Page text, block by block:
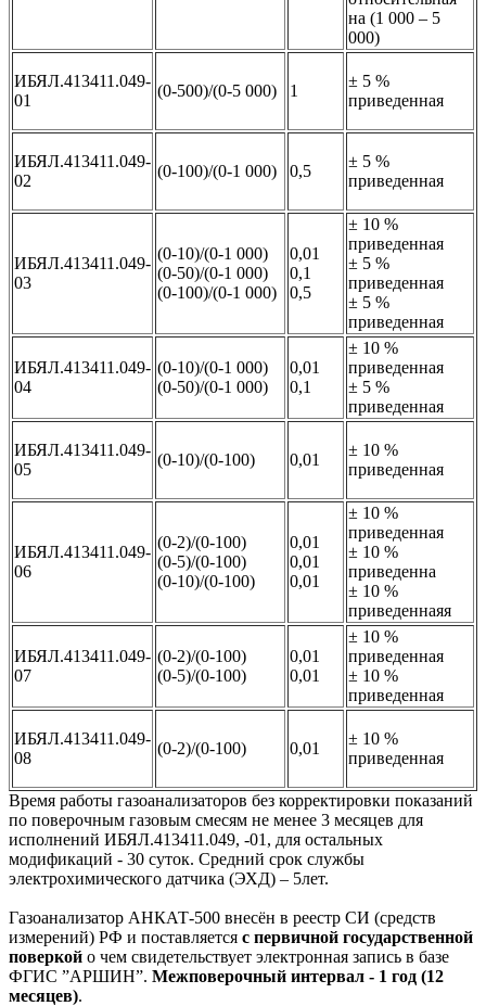
на (1 000 – 5
000)
ИБЯЛ.413411.049-
01
(0-500)/(0-5 000) 1
± 5 %
приведенная
ИБЯЛ.413411.049-
02
(0-100)/(0-1 000) 0,5
± 5 %
приведенная
ИБЯЛ.413411.049-
03
(0-10)/(0-1 000)
(0-50)/(0-1 000)
(0-100)/(0-1 000)
0,01
0,1
0,5
± 10 %
приведенная
± 5 %
приведенная
± 5 %
приведенная
ИБЯЛ.413411.049-
04
(0-10)/(0-1 000)
(0-50)/(0-1 000)
0,01
0,1
± 10 %
приведенная
± 5 %
приведенная
ИБЯЛ.413411.049-
05
(0-10)/(0-100) 0,01
± 10 %
приведенная
ИБЯЛ.413411.049-
06
(0-2)/(0-100)
(0-5)/(0-100)
(0-10)/(0-100)
0,01
0,01
0,01
± 10 %
приведенная
± 10 %
приведенна
± 10 %
приведеннаяя
ИБЯЛ.413411.049-
07
(0-2)/(0-100)
(0-5)/(0-100)
0,01
0,01
± 10 %
приведенная
± 10 %
приведенная
ИБЯЛ.413411.049-
08
(0-2)/(0-100) 0,01
± 10 %
приведенная
Время работы газоанализаторов без корректировки показаний
по поверочным газовым смесям не менее 3 месяцев для
исполнений ИБЯЛ.413411.049, -01, для остальных
модификаций - 30 суток. Средний срок службы
электрохимического датчика (ЭХД) – 5лет.
Газоанализатор АНКАТ-500 внесён в реестр СИ (средств
измерений) РФ и поставляется с первичной государственной
поверкой о чем свидетельствует электронная запись в базе
ФГИС ”АРШИН”. Межповерочный интервал - 1 год (12
месяцев).